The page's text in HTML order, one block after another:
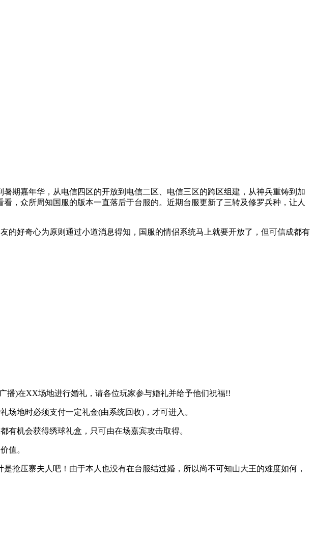
期嘉年华，从电信四区的开放到电信二区、电信三区的跨区组建，从神兵重铸到加
，众所周知国服的版本一直落后于台服的。近期台服更新了三转及修罗兵种，让人
好奇心为原则通过小道消息得知，国服的情侣系统马上就要开放了，但可信成都有
播)在XX场地进行婚礼，请各位玩家参与婚礼并给予他们祝福!!
场地时必须支付一定礼金(由系统回收)，才可进入。
有机会获得绣球礼盒，只可由在场嘉宾攻击取得。
值。
抢压寨夫人吧！由于本人也没有在台服结过婚，所以尚不可知山大王的难度如何，